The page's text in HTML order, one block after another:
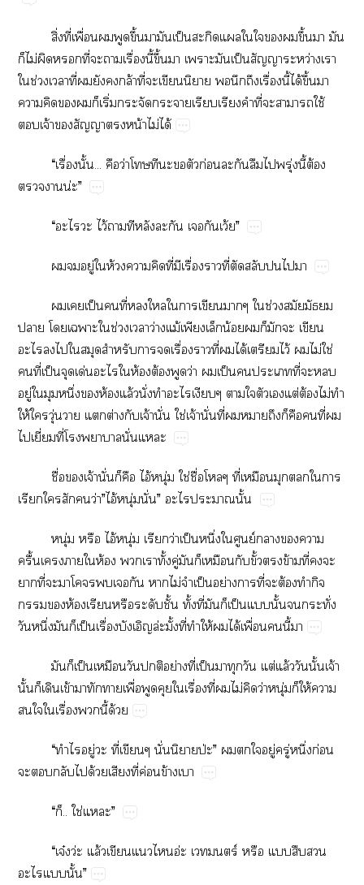
ิ่​ี่​ื่​​​ึ้​​​ป็​​​​​​​ึ้​​​
​ไม่​​​ี่​​​ื่​ี้​ึ้​​​​ป็​​ว่​​
​ช่​​ี่​​​​ล้​ี่​​​​​​​ื่​ี้​ได้​ึ้​​
​​​​​ิ่​​​​​​​ี่​​​ใช้​
​จ้​​​​น้​ไม่​ได้
“​ื่​ั้...​​ว่​​​​​​ก่​​​​​ุ่​ี้​ต้​
​น่”
“​​​ไว้​​​​​​​​ว้”
​​ู่​​ห้​​​ี่​​ื่​​ี่​​​​​
​​ป็​​ี่​​​​​​​ช่​​​
​​​​ช่​​ว่​ม้​​​น้​​​​​​
​​​​​​​​ื่​​ี่​​ได้​​ไว้​​ไม่​ใช่​
​ี่​ป็​​ด่​​​ห้​ต้​​ว่​​ป็​​​ี่​​​
ู่​​​ึ่​​ห้​ล้​ั่​​​​​​​​ต่​ต้​ไม่​​
ให้​​ุ่​​​ต่​​จ้​ั่​ใช่​จ้​ั่​ี่​​​​​​​ี่​​
​ี่​ี่​​​ั่​
ื่​​จ้​ั่​​​ไอ้​ุ่​ใช่​ื่​​ี่​​​​​​
​​​​ว่”​ไอ้​ุ่​ั่”​​​ั้
ุ่​​ไอ้​ุ่​​ว่​ป็​ึ่​​ย์​​​​
ื้​​​​ห้​​​ั้​ู่​​​​​ั้​​ข้​ี่​​​
​ี่​​​​​​​​ไม่​​ป็​ย่​​ี่​​ต้​​​
​​ห้​​​​ั้​ั้​ี่​​​ป็​​ั้​​ั่​
​ึ่​​​ป็​ื่​​ล่ั้ี่​​ให้​​ได้​ื่​​ี้​
​​ป็​​​​ย่​ี่​ป็​​​​ต่​ล้​​ั้​จ้​
ั้​​​ข้​​​​ื่​​​​ื่​ี่​​ไม่​​ว่​ุ่​​ให้​​
​​​ื่​​ี้​ด้
“​​​ู่​​ี่​​ั่​ป่”​​​​ู่​ู่​ึ่​ก่​
​​​​ด้​​ี่​ค่​ข้​
“​..​ใช่​”
“จ๋ว่​ล้​​​อ่​​ร์​​​​​
​​ั้”